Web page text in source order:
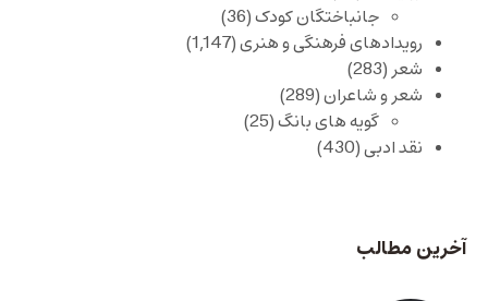
جانباختگان کودک(36)
رویدادهای فرهنگی و هنری(1,147)
شعر(283)
شعر و شاعران(289)
گویه های بانگ(25)
نقد ادبی(430)
آخرین مطالب